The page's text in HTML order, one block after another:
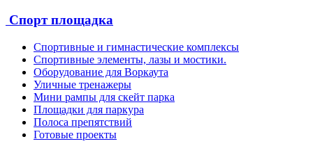
Спорт площадка
Спортивные и гимнастические комплексы
Спортивные элементы, лазы и мостики.
Оборудование для Воркаута
Уличные тренажеры
Мини рампы для скейт парка
Площадки для паркура
Полоса препятствий
Готовые проекты